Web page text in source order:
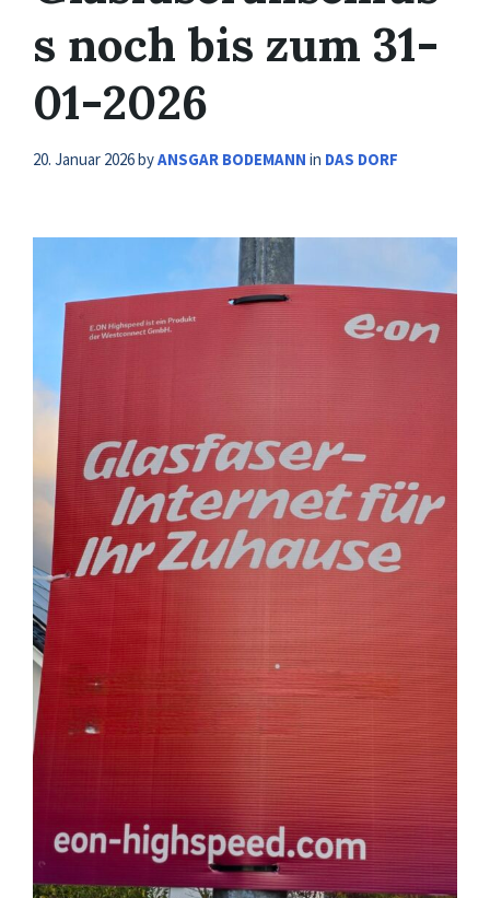
s noch bis zum 31-
01-2026
20. Januar 2026byANSGAR BODEMANN in DAS DORF